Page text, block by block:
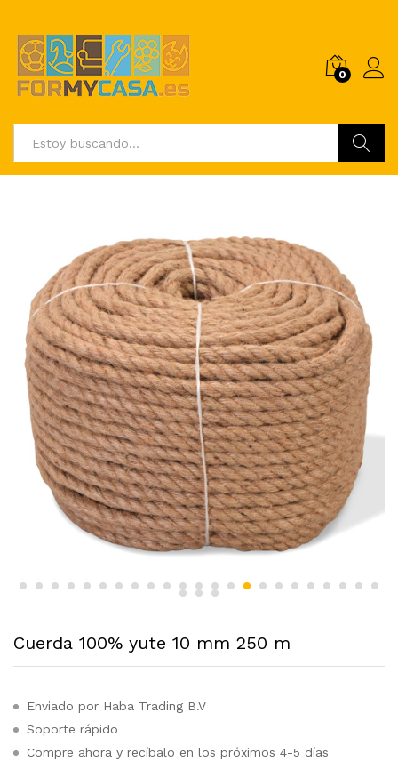
0
Cuerda 100% yute 10 mm 250 m
Enviado por Haba Trading B.V
Soporte rápido
Compre ahora y recíbalo en los próximos 4-5 días